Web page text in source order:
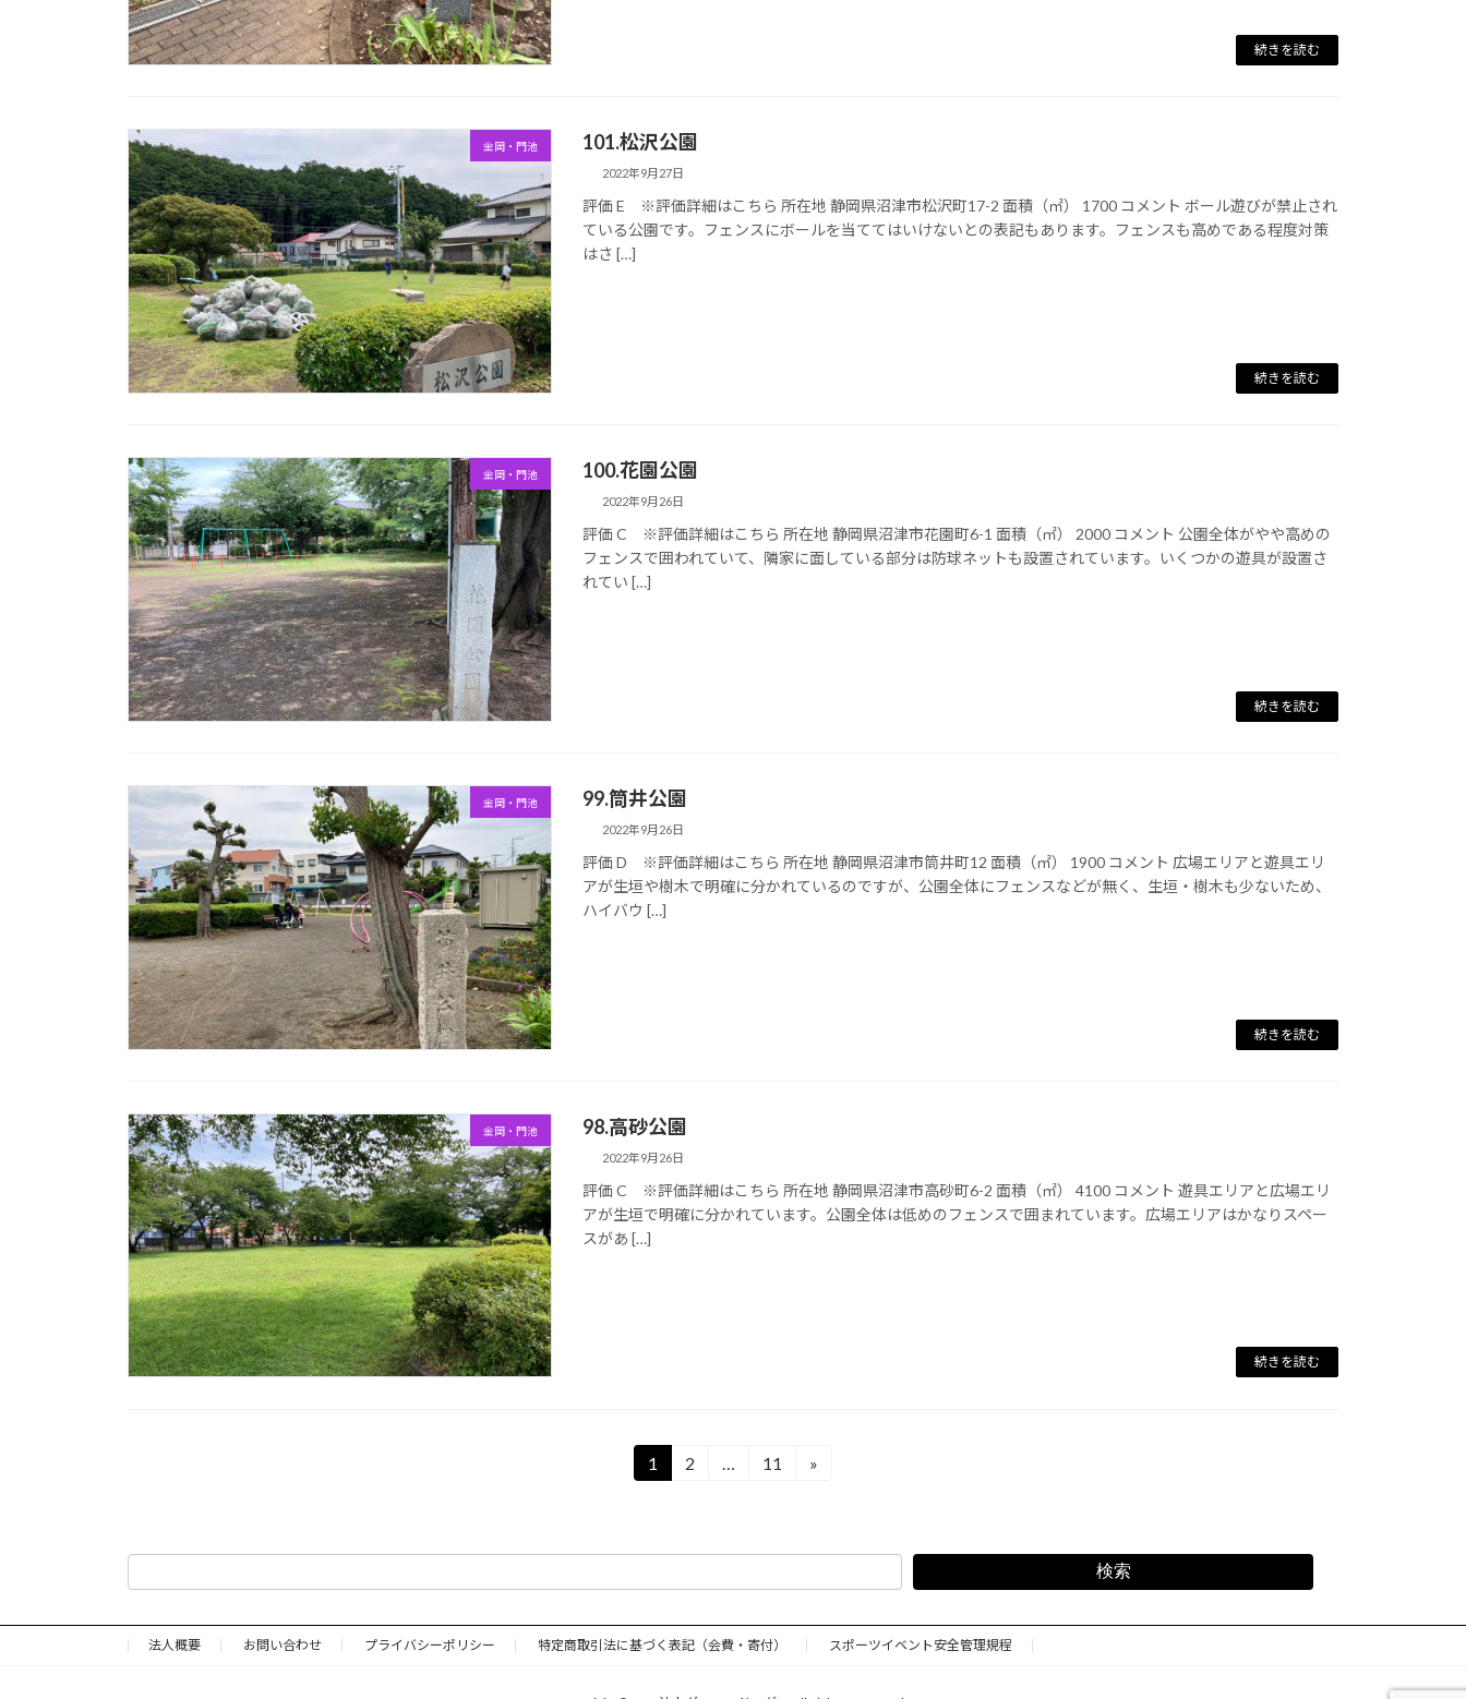
続きを読む
金岡・門池 101.松沢公園
2022年9月27日
評価 E ※評価詳細はこちら 所在地 静岡県沼津市松沢町17-2 面積（㎡） 1700 コメント ボール遊びが禁止され
ている公園です。フェンスにボールを当ててはいけないとの表記もあります。フェンスも高めである程度対策
はさ […]
続きを読む
金岡・門池 100.花園公園
2022年9月26日
評価 C ※評価詳細はこちら 所在地 静岡県沼津市花園町6-1 面積（㎡） 2000 コメント 公園全体がやや高めの
フェンスで囲われていて、隣家に面している部分は防球ネットも設置されています。いくつかの遊具が設置さ
れてい […]
続きを読む
金岡・門池 99.筒井公園
2022年9月26日
評価 D ※評価詳細はこちら 所在地 静岡県沼津市筒井町12 面積（㎡） 1900 コメント 広場エリアと遊具エリ
アが生垣や樹木で明確に分かれているのですが、公園全体にフェンスなどが無く、生垣・樹木も少ないため、
ハイバウ […]
続きを読む
金岡・門池 98.高砂公園
2022年9月26日
評価 C ※評価詳細はこちら 所在地 静岡県沼津市高砂町6-2 面積（㎡） 4100 コメント 遊具エリアと広場エリ
アが生垣で明確に分かれています。公園全体は低めのフェンスで囲まれています。広場エリアはかなりスペー
スがあ […]
続きを読む
の
ペ
ー
固
1
固
2 …
固
11 »
検索
法人概要 お問い合わせ プライバシーポリシー 特定商取引法に基づく表記（会費・寄付） スポーツイベント安全管理規程